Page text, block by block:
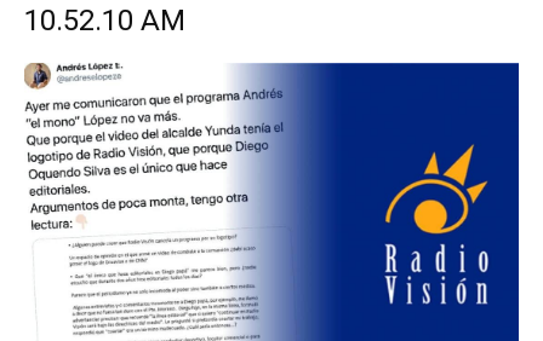
10.52.10 AM